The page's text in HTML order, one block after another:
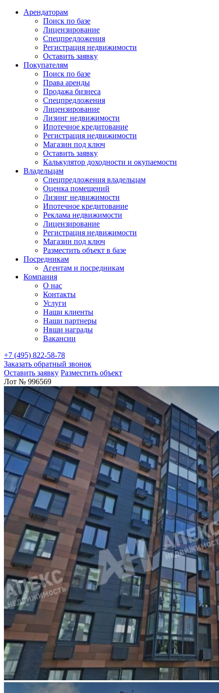
Арендаторам
Поиск по базе
Лицензирование
Спецпредложения
Регистрация недвижимости
Оставить заявку
Покупателям
Поиск по базе
Права аренды
Продажа бизнеса
Спецпредложения
Лицензирование
Лизинг недвижимости
Ипотечное кредитование
Регистрация недвижимости
Магазин под ключ
Оставить заявку
Калькулятор доходности и окупаемости
Владельцам
Спецпредложения владельцам
Оценка помещений
Лизинг недвижимости
Ипотечное кредитование
Реклама недвижимости
Лицензирование
Регистрация недвижимости
Магазин под ключ
Разместить объект в базе
Посредникам
Агентам и посредникам
Компания
О нас
Контакты
Услуги
Наши клиенты
Наши партнеры
Нвши награды
Вакансии
+7 (495) 822-58-78
Заказать обратный звонок
Оставить заявку Разместить объект
Лот № 996569